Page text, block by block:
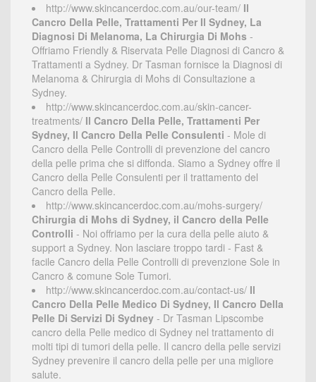
http://www.skincancerdoc.com.au/our-team/ Il
Cancro Della Pelle, Trattamenti Per Il Sydney, La
Diagnosi Di Melanoma, La Chirurgia Di Mohs -
Offriamo Friendly & Riservata Pelle Diagnosi di Cancro &
Trattamenti a Sydney. Dr Tasman fornisce la Diagnosi di
Melanoma & Chirurgia di Mohs di Consultazione a
Sydney.
http://www.skincancerdoc.com.au/skin-cancer-
treatments/ Il Cancro Della Pelle, Trattamenti Per
Sydney, Il Cancro Della Pelle Consulenti - Mole di
Cancro della Pelle Controlli di prevenzione del cancro
della pelle prima che si diffonda. Siamo a Sydney offre il
Cancro della Pelle Consulenti per il trattamento del
Cancro della Pelle.
http://www.skincancerdoc.com.au/mohs-surgery/
Chirurgia di Mohs di Sydney, il Cancro della Pelle
Controlli - Noi offriamo per la cura della pelle aiuto &
support a Sydney. Non lasciare troppo tardi - Fast &
facile Cancro della Pelle Controlli di prevenzione Sole in
Cancro & comune Sole Tumori.
http://www.skincancerdoc.com.au/contact-us/ Il
Cancro Della Pelle Medico Di Sydney, Il Cancro Della
Pelle Di Servizi Di Sydney - Dr Tasman Lipscombe
cancro della Pelle medico di Sydney nel trattamento di
molti tipi di tumori della pelle. Il cancro della pelle servizi
Sydney prevenire il cancro della pelle per una migliore
salute.